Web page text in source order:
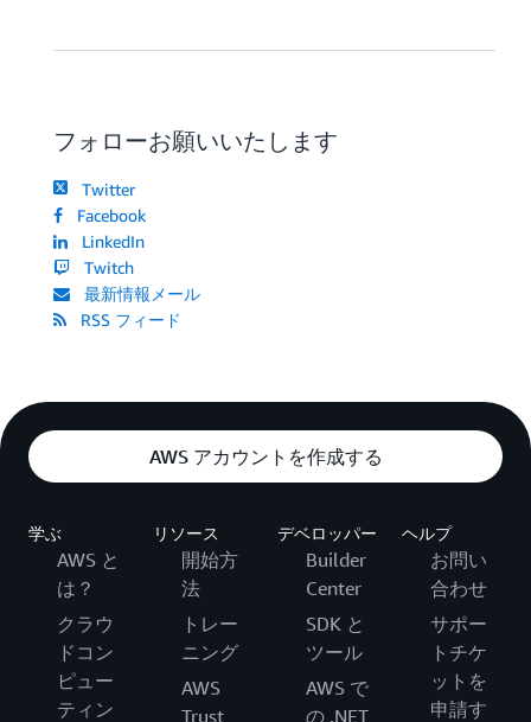
フォローお願いいたします
Twitter
Facebook
LinkedIn
Twitch
最新情報メール
RSS フィード
AWS アカウントを作成する
学ぶ
AWS と
は？
クラウ
ドコン
ピュー
ティン
リソース
開始方
法
トレー
ニング
AWS
Trust
デベロッパー
Builder
Center
SDK と
ツール
AWS で
の .NET
ヘルプ
お問い
合わせ
サポー
トチケ
ットを
申請す